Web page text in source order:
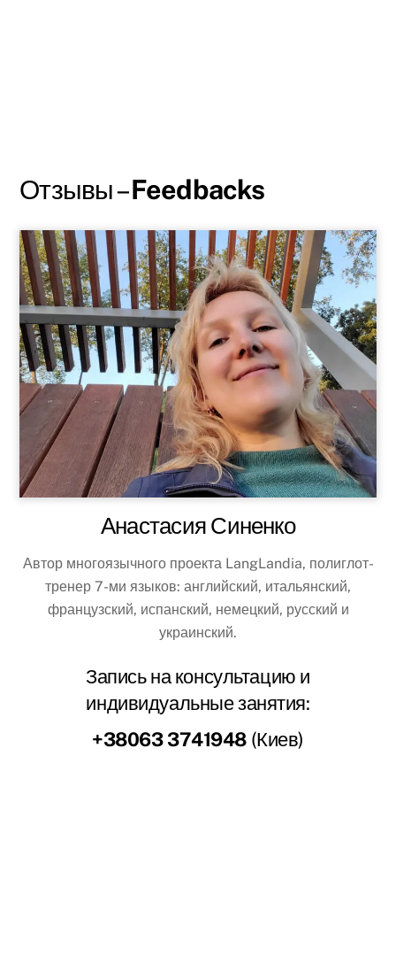
Отзывы –Feedbacks
Анастасия Синенко
Автор многоязычного проекта LangLandia, полиглот-
тренер 7-ми языков: английский, итальянский,
французский, испанский, немецкий, русский и
украинский.
Запись на консультацию и
индивидуальные занятия:
+38063 3741948(Киев)